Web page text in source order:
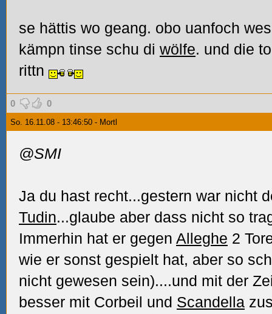
se hättis wo geang. obo uanfoch
kämpn tinse schu di wölfe. und die
rittn
0 0
So. 16.11.08 - 13:46:50 - Mortl
@SMI
Ja du hast recht...gestern war nicht
Tudin...glaube aber dass nicht so
Immerhin hat er gegen Alleghe 2
wie er sonst gespielt hat, aber so
nicht gewesen sein)....und mit der
besser mit Corbeil und Scandella